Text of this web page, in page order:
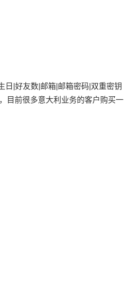
|好友数|邮箱|邮箱密码|双重密钥
目前很多意大利业务的客户购买一